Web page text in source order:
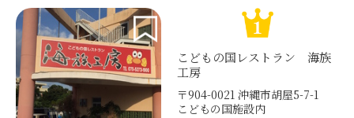
こどもの国レストラン 海族
工房
〒904-0021 沖縄市胡屋5-7-1
こどもの国施設内